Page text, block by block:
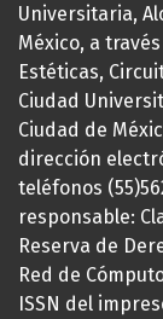
Universitaria,
México, a
Estéticas,
Ciudad
Ciudad de
dirección
teléfonos
responsable:
Reserva de
Red de
ISSN del